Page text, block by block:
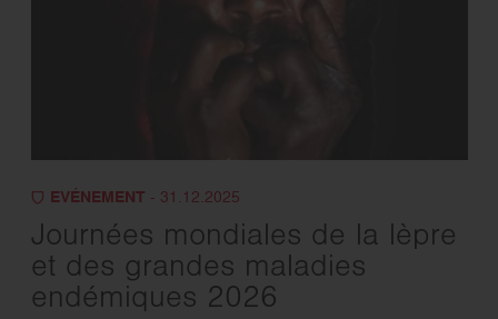
EVÉNEMENT - 31.12.2025
Journées mondiales de la lèpre
et des grandes maladies
endémiques 2026